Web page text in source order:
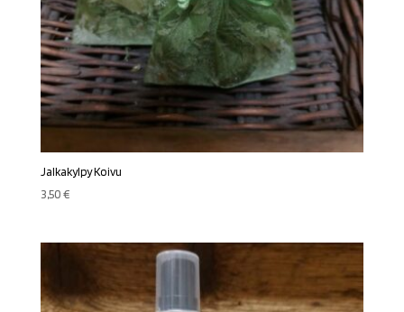
Jalkakylpy Koivu
3,50€